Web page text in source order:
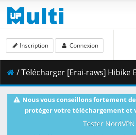
Inscription Connexion
/ Télécharger [Erai-raws] Hibike Euphonium 3 - 08 [1080p][Multiple
Nous vous conseillons fortement
protéger votre téléchargement et
Tester NordVPN